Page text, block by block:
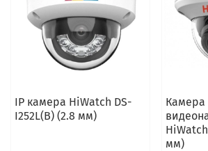
IP камера HiWatch DS-
I252L(B) (2.8 мм)
Камера
HiWatch
мм)